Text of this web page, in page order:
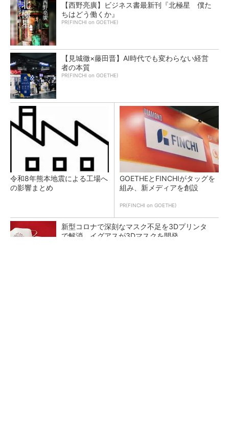
【西野亮廣】ビジネス書最新刊『北極星 僕た
ちはどう働くか』
PR(FINCHI on GOETHE)
【見城徹×藤田晋】AI時代でも変わらない経営
者の本質
PR(FINCHI on GOETHE)
令和8年熊本地震による工場へ
の影響まとめ
GOETHEとFINCHIがタッグを
組み、新メディアを創設
PR(FINCHI on GOETHE)
新型コロナで深刻なマスク不足を3Dプリンタ
で解消、イグアスが3Dマスクを開発